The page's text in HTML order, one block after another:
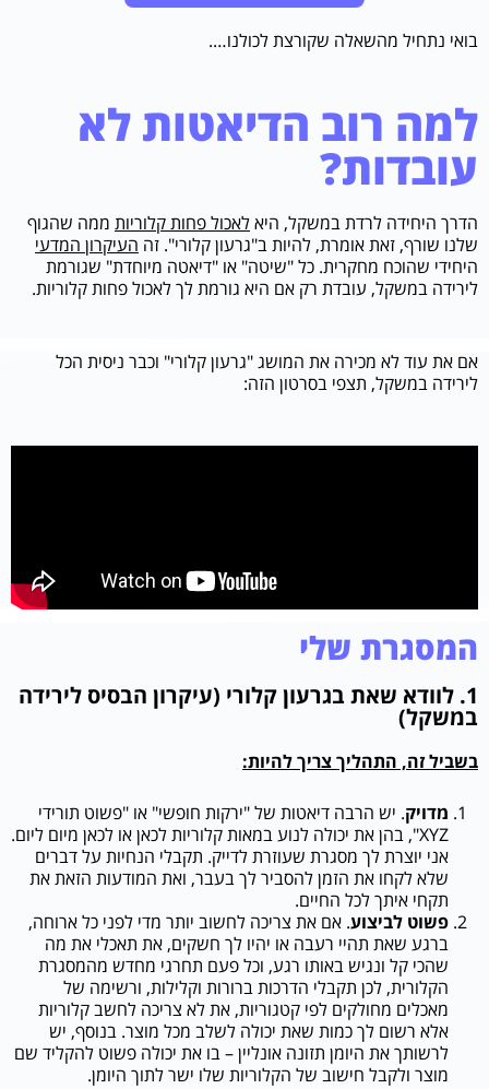
בואי נתחיל מהשאלה שקורצת לכולנו….
למה רוב הדיאטות לא
עובדות?
הדרך היחידה לרדת במשקל, היאלאכול פחות קלוריות ממה שהגוף
שלנו שורף, זאת אומרת, להיות ב"גרעון קלורי". זה העיקרון המדעי
היחידי שהוכח מחקרית. כל "שיטה" או "דיאטה מיוחדת" שגורמת
לירידה במשקל, עובדת רק אם היא גורמת לך לאכול פחות קלוריות.
אם את עוד לא מכירה את המושג "גרעון קלורי" וכבר ניסית הכל
לירידה במשקל, תצפי בסרטון הזה:
המסגרת שלי
1. לוודא שאת בגרעון קלורי (עיקרון הבסיס לירידה
במשקל)
בשביל זה, התהליך צריך להיות:
מדויק. יש הרבה דיאטות של "ירקות חופשי" או "פשוט תורידי
XYZ", בהן את יכולה לנוע במאות קלוריות לכאן או לכאן מיום ליום.
אני יוצרת לך מסגרת שעוזרת לדייק. תקבלי הנחיות על דברים
שלא לקחו את הזמן להסביר לך בעבר, ואת המודעות הזאת את
תקחי איתך לכל החיים.
פשוט לביצוע. אם את צריכה לחשוב יותר מדי לפני כל ארוחה,
ברגע שאת תהיי רעבה או יהיו לך חשקים, את תאכלי את מה
שהכי קל ונגיש באותו רגע, וכל פעם תחרגי מחדש מהמסגרת
הקלורית, לכן תקבלי הדרכות ברורות וקלילות, ורשימה של
מאכלים מחולקים לפי קטגוריות, את לא צריכה לחשב קלוריות
אלא רשום לך כמות שאת יכולה לשלב מכל מוצר. בנוסף, יש
לרשותך את היומן תזונה אונליין – בו את יכולה פשוט להקליד שם
מוצר ולקבל חישוב של הקלוריות שלו ישר לתוך היומן.